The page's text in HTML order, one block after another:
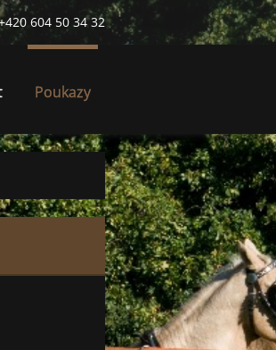
604 50 34 32
Poukazy